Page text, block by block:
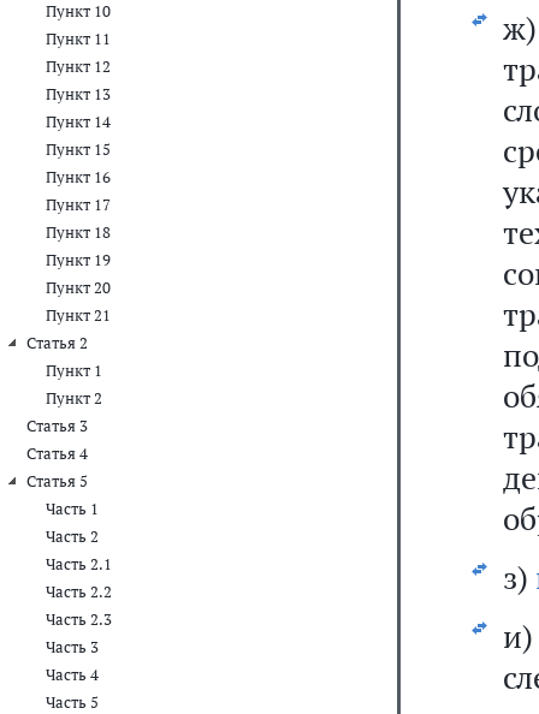
Пункт 10
Пункт 11
Пункт 12
Пункт 13
Пункт 14
Пункт 15
Пункт 16
Пункт 17
Пункт 18
Пункт 19
Пункт 20
Пункт 21
Статья 2
Пункт 1
Пункт 2
Статья 3
Статья 4
Статья 5
Часть 1
Часть 2
Часть 2.1
Часть 2.2
Часть 2.3
Часть 3
Часть 4
Часть 5
з)